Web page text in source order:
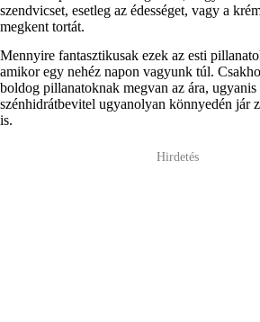
szendvicset, esetleg az édességet, vagy a
megkent tortát.
Mennyire fantasztikusak ezek az esti
amikor egy nehéz napon vagyunk túl.
boldog pillanatoknak megvan az ára, ugyanis
szénhidrátbevitel ugyanolyan könnyedén jár
is.
Hirdetés